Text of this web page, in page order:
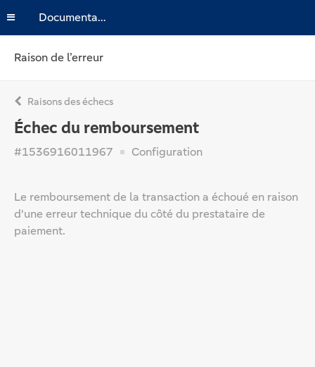
Documentation
Raison de l’erreur
Raisons des échecs
Échec du remboursement
#1536916011967 Configuration
Le remboursement de la transaction a échoué en raison
d'une erreur technique du côté du prestataire de
paiement.